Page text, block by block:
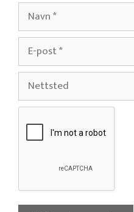
Navn
post
Nettsted